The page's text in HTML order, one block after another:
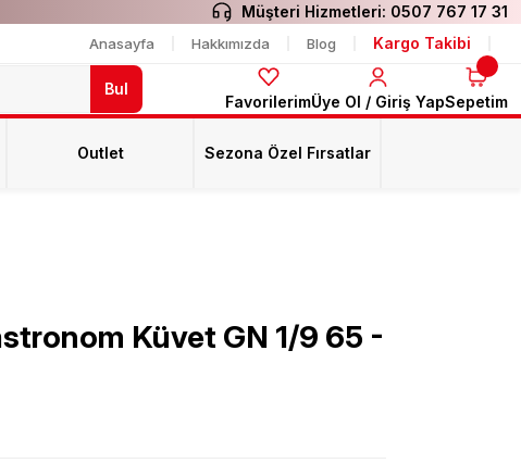
Müşteri Hizmetleri: 0507 767 17 31
Anasayfa Hakkımızda Blog Kargo Takibi
Bul
FavorilerimÜye Ol / Giriş YapSepetim
Outlet Sezona Özel Fırsatlar
Küvet GN 1/9 65 -